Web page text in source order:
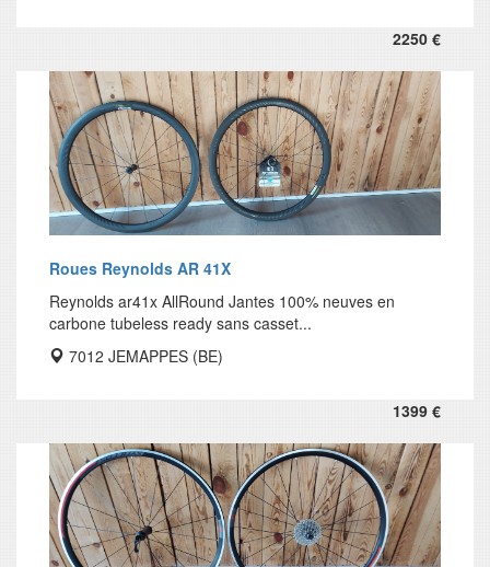
2250 €
Roues Reynolds AR 41X
Reynolds ar41x AllRound Jantes 100% neuves en
carbone tubeless ready sans casset...
7012 JEMAPPES (BE)
1399 €